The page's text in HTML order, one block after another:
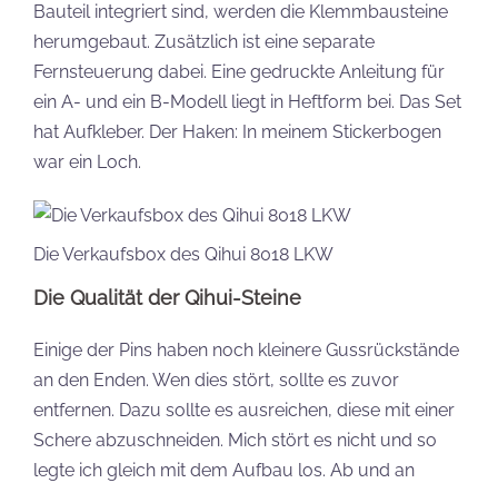
Bauteil integriert sind, werden die Klemmbausteine
herumgebaut. Zusätzlich ist eine separate
Fernsteuerung dabei. Eine gedruckte Anleitung für
ein A- und ein B-Modell liegt in Heftform bei. Das Set
hat Aufkleber. Der Haken: In meinem Stickerbogen
war ein Loch.
Die Verkaufsbox des Qihui 8018 LKW
Die Qualität der Qihui-Steine
Einige der Pins haben noch kleinere Gussrückstände
an den Enden. Wen dies stört, sollte es zuvor
entfernen. Dazu sollte es ausreichen, diese mit einer
Schere abzuschneiden. Mich stört es nicht und so
legte ich gleich mit dem Aufbau los. Ab und an